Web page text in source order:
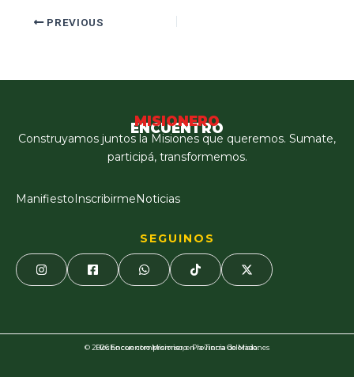
PREVIOUS
ENCUENTRO
MISIONERO
Construyamos juntos la Misiones que queremos. Sumate,
participá, transformemos.
ManifiestoInscribirmeNoticias
SEGUINOS
© 2026 Encuentro Misionero · Provincia de Misiones
Hecho con compromiso, en la Tierra Colorada.